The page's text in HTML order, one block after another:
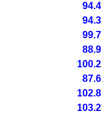
94.4
94.3
99.7
88.9
100.2
87.6
102.8
103.2